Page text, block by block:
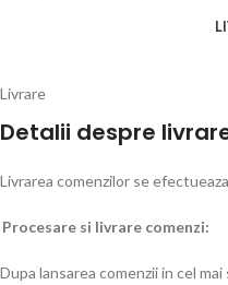
Livrare
Detalii despre
Livrarea comenzilor se
Procesare si livrare comenzi:
Dupa lansarea comenzii in cel